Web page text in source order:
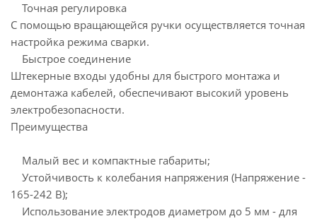
Точная регулировка
С помощью вращающейся ручки осуществляется точная
настройка режима сварки.
Быстрое соединение
Штекерные входы удобны для быстрого монтажа и
демонтажа кабелей, обеспечивают высокий уровень
электробезопасности.
Преимущества
Малый вес и компактные габариты;
Устойчивость к колебания напряжения (Напряжение -
165-242 В);
Использование электродов диаметром до 5 мм - для